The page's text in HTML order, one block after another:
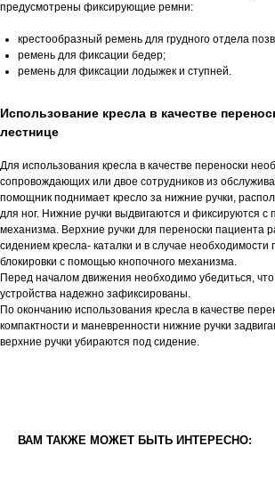
предусмотрены фиксирующие ремни:
крестообразный ремень для грудного отдела
ремень для фиксации бедер;
ремень для фиксации лодыжек и ступней.
Использование кресла в качестве
лестнице
Для использования кресла в качестве переноски
сопровождающих или двое сотрудников из
помощник поднимает кресло за нижние ручки,
для ног. Нижние ручки выдвигаются и фиксируются с
механизма. Верхние ручки для переноски пациента
сидением кресла- каталки и в случае
блокировки с помощью кнопочного механизма.
Перед началом движения необходимо убедиться,
устройства надежно зафиксированы.
По окончанию использования кресла в качестве
компактности и маневренности нижние ручки
верхние ручки убираются под сидение.
ВАМ ТАКЖЕ МОЖЕТ БЫТЬ ИНТЕРЕСНО: